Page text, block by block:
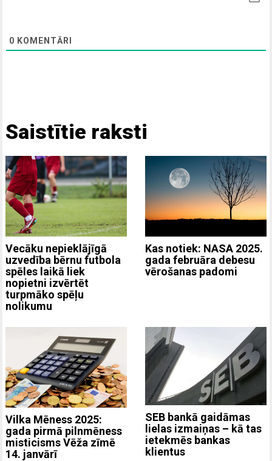
0 KOMENTĀRI
Saistītie raksti
Vecāku nepieklājīgā
uzvedība bērnu futbola
spēles laikā liek
nopietni izvērtēt
turpmāko spēļu
nolikumu
Kas notiek: NASA 2025.
gada februāra debesu
vērošanas padomi
Vilka Mēness 2025:
gada pirmā pilnmēness
misticisms Vēža zīmē
14. janvārī
SEB bankā gaidāmas
lielas izmaiņas – kā tas
ietekmēs bankas
klientus